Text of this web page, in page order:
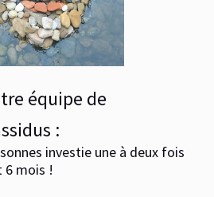
équipe de
:
investie une à deux fois
6 mois !